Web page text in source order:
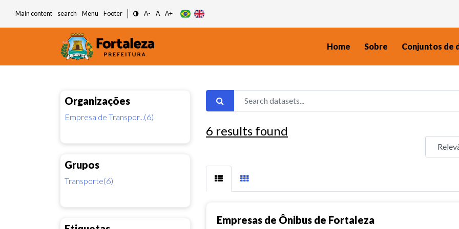
Main content search Menu Footer A- A A+
Home Sobre Conjuntos de
Organizações
Empresa de Transpor...(6)
Grupos
Transporte(6)
6 results found
Empresas de Ônibus de Fortaleza